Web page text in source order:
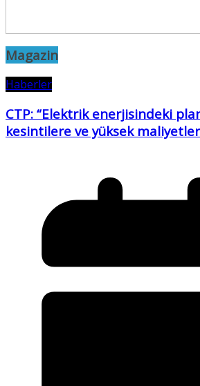
Magazin
Haberler
CTP: “Elektrik enerjisindeki
kesintilere ve yüksek